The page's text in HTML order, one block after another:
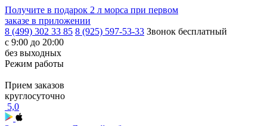
Получите в подарок 2 л морса при первом
заказе в приложении
8 (499) 302 33 85 8 (925) 597-53-33 Звонок бесплатный
с 9:00 до 20:00
без выходных
Режим работы
Прием заказов
круглосуточно
5,0